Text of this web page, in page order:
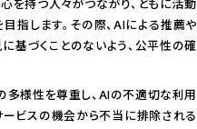
を持つ人々がつながり、ともに活動
指します。その際、AIによる推薦や
基づくことのないよう、公平性の確
多様性を尊重し、AIの不適切な利用
ビスの機会から不当に排除される